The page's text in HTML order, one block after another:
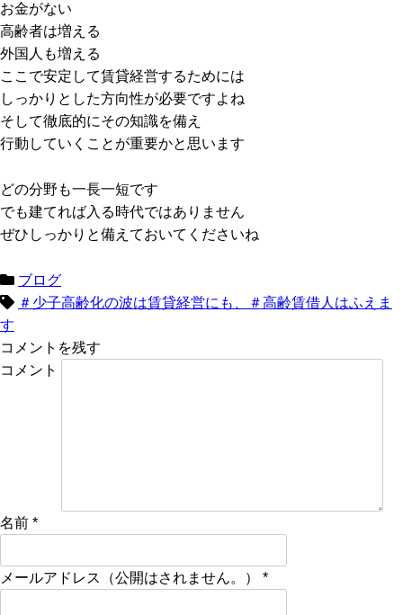
お金がない
高齢者は増える
外国人も増える
ここで安定して賃貸経営するためには
しっかりとした方向性が必要ですよね
そして徹底的にその知識を備え
行動していくことが重要かと思います
どの分野も一長一短です
でも建てれば入る時代ではありません
ぜひしっかりと備えておいてくださいね
ブログ
＃少子高齢化の波は賃貸経営にも、＃高齢賃借人はふえま
す
コメントを残す
コメント
名前 *
メールアドレス（公開はされません。） *